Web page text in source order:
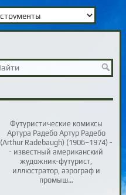
Футуристические комиксы
Артура Радебо Артур Радебо
(Arthur Radebaugh) (1906–1974) -
- известный американский
жудожник-футурист,
иллюстратор, аэрограф и
промыш…